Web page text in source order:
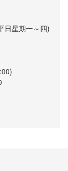
日星期一～四)